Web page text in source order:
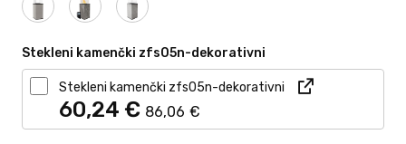
Stekleni kamenčki zfs05n-dekorativni
Stekleni kamenčki zfs05n-dekorativni
60,24 € 86,06 €